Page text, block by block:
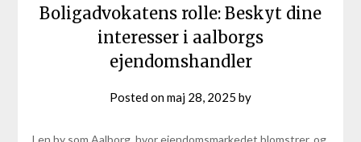
Boligadvokatens rolle: Beskyt dine
interesser i aalborgs
ejendomshandler
Posted onmaj 28, 2025 by
I en by som Aalborg, hvor ejendomsmarkedet blomstrer, og